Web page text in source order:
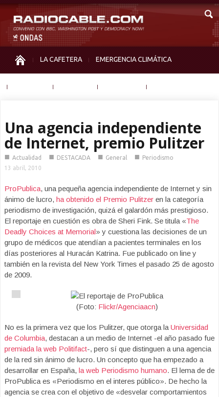
LA CAFETERA EMERGENCIA CLIMÁTICA
Una agencia independiente
de Internet, premio Pulitzer
■ Actualidad ■ DESTACADA ■ General ■ Periodismo
13 abril, 2010
ProPublica, una pequeña agencia independiente de Internet y sin
ánimo de lucro, ha obtenido el Premio Pulitzer en la categoría
periodismo de investigación, quizá el galardón más prestigioso.
El reportaje en cuestión es obra de Sheri Fink. Se titula «The
Deadly Choices at Memorial» y cuestiona las decisiones de un
grupo de médicos que atendían a pacientes terminales en los
días posteriores al Huracán Katrina. Fue publicado on line y
también en la revista del New York Times el pasado 25 de agosto
de 2009.
(Foto: Flickr/Agenciaacn)
No es la primera vez que los Pulitzer, que otorga la Universidad
de Columbia, destacan a un medio de Internet -el año pasado fue
premiada la web Politifact-, pero sí que distinguen a una agencia
de la red sin ánimo de lucro. Un concepto que ha empezado a
desarrollar en España, la web Periodismo humano. El lema de de
ProPublica es «Periodismo en el interes público». De hecho la
agencia se crea con el objetivo de «desvelar comportamientos